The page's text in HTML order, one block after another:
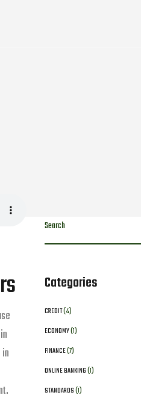
Categories
CREDIT(4)
ECONOMY(1)
FINANCE(7)
ONLINE BANKING(1)
STANDARDS(1)